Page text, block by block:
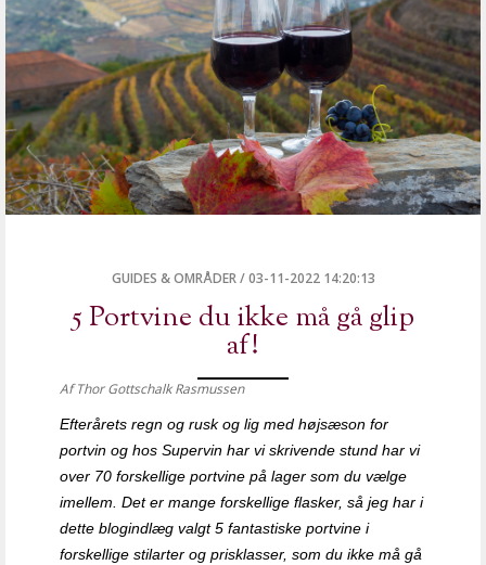
GUIDES & OMRÅDER /03-11-2022 14:20:13
5 Portvine du ikke må gå glip
af!
Af Thor Gottschalk Rasmussen
Efterårets regn og rusk og lig med højsæson for
portvin og hos Supervin har vi skrivende stund har vi
over 70 forskellige portvine på lager som du vælge
imellem. Det er mange forskellige flasker, så jeg har i
dette blogindlæg valgt 5 fantastiske portvine i
forskellige stilarter og prisklasser, som du ikke må gå